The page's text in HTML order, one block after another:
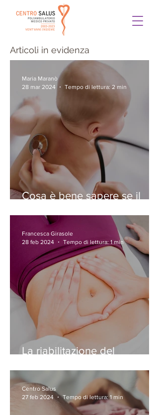
Articoli in evidenza
Cosa è bene sapere se il
bronchiolite
Maria Maranò
28 mar 2024
Tempo di lettura: 2 min
La riabilitazione del
Francesca Girasole
28 feb 2024
Tempo di lettura: 1 min
Centro Salus
27 feb 2024
Tempo di lettura: 1 min